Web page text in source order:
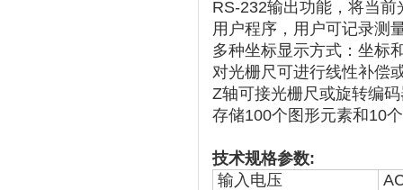
RS-232输出功能，将当
用户程序，用户可记录测
多种坐标显示方式：坐标
对光栅尺可进行线性补偿
Z轴可接光栅尺或旋转编
存储100个图形元素和10
技术规格参数:
输入电压